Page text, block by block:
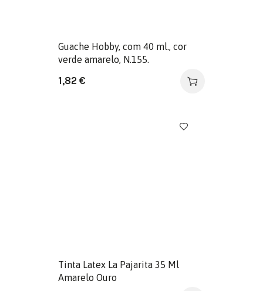
Guache Hobby, com 40 ml., cor
verde amarelo, N.155.
1,82 €
Tinta Latex La Pajarita 35 Ml
Amarelo Ouro